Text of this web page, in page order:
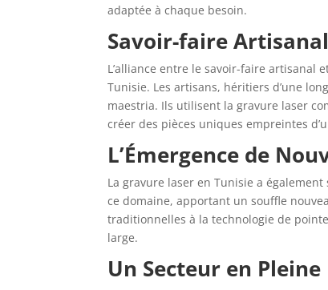
adaptée à chaque besoin.
Savoir-faire
L’alliance entre le savoir-faire artisanal
Tunisie. Les artisans, héritiers d’une
maestria. Ils utilisent la gravure laser
créer des pièces uniques empreintes
L’Émergence de
La gravure laser en Tunisie a
ce domaine, apportant un souffle
traditionnelles à la technologie de
large.
Un Secteur en